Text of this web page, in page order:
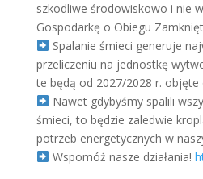
szkodliwe środowiskowo i nie
Gospodarkę o Obiegu
Spalanie śmieci generuje
przeliczeniu na jednostkę
te będą od 2027/2028 r. objęte
Nawet gdybyśmy spalili
śmieci, to będzie zaledwie
potrzeb energetycznych w
Wspomóż nasze działania!